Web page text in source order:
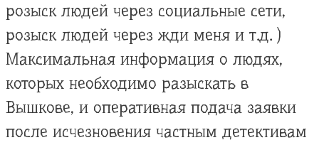
розыск людей через социальные сети,
розыск людей через жди меня и т.д. )
Максимальная информация о людях,
которых необходимо разыскать в
Вышкове, и оперативная подача заявки
после исчезновения частным детективам